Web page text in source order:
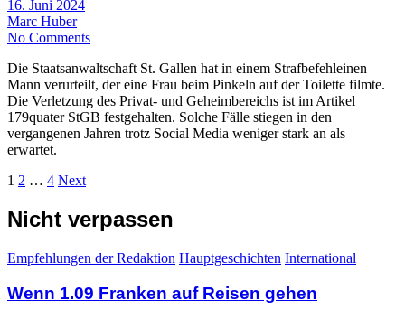
16. Juni 2024
Marc Huber
No Comments
Die Staatsanwaltschaft St. Gallen hat in einem Strafbefehleinen
Mann verurteilt, der eine Frau beim Pinkeln auf der Toilette filmte.
Die Verletzung des Privat- und Geheimbereichs ist im Artikel
179quater StGB festgehalten. Solche Fälle stiegen in den
vergangenen Jahren trotz Social Media weniger stark an als
erwartet.
Seitennummerierung
der
Beiträge
1 2 … 4 Next
Nicht verpassen
Empfehlungen der Redaktion Hauptgeschichten International
Wenn 1.09 Franken auf Reisen gehen